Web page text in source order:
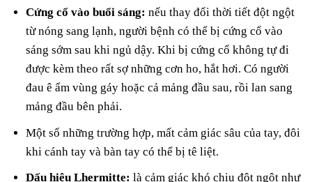
Cứng cổ vào buổi sáng: nếu thay đổi thời tiết đột ngột
từ nóng sang lạnh, người bệnh có thể bị cứng cổ vào
sáng sớm sau khi ngủ dậy. Khi bị cứng cổ không tự đi
được kèm theo rất sợ những cơn ho, hắt hơi. Có người
đau ê ẩm vùng gáy hoặc cả mảng đầu sau, rồi lan sang
mảng đầu bên phải.
Một số những trường hợp, mất cảm giác sâu của tay, đôi
khi cánh tay và bàn tay có thể bị tê liệt.
Dấu hiệu Lhermitte: là cảm giác khó chịu đột ngột như